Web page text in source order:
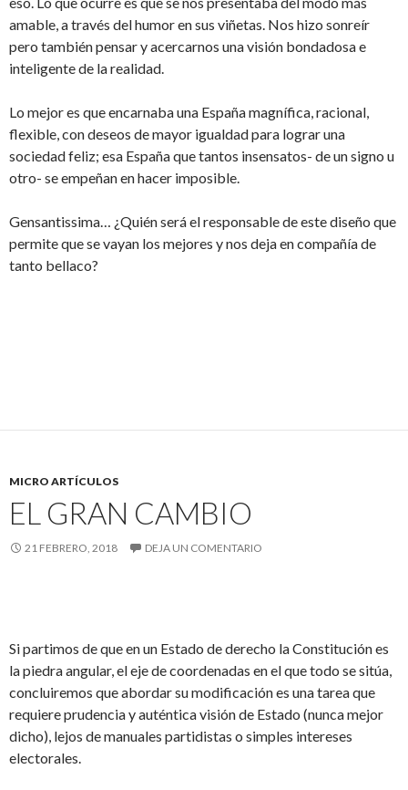
amable, a través del humor en sus viñetas. Nos hizo sonreír
pero también pensar y acercarnos una visión bondadosa e
inteligente de la realidad.
Lo mejor es que encarnaba una España magnífica, racional,
flexible, con deseos de mayor igualdad para lograr una
sociedad feliz; esa España que tantos insensatos- de un signo u
otro- se empeñan en hacer imposible.
Gensantissima… ¿Quién será el responsable de este diseño que
permite que se vayan los mejores y nos deja en compañía de
tanto bellaco?
MICRO ARTÍCULOS
EL GRAN CAMBIO
21 FEBRERO, 2018 DEJA UN COMENTARIO
Si partimos de que en un Estado de derecho la Constitución es
la piedra angular, el eje de coordenadas en el que todo se sitúa,
concluiremos que abordar su modificación es una tarea que
requiere prudencia y auténtica visión de Estado (nunca mejor
dicho), lejos de manuales partidistas o simples intereses
electorales.